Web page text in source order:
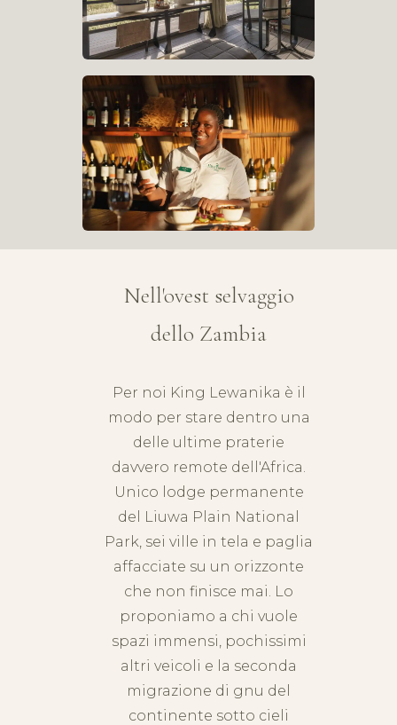
Nell'ovest selvaggio
dello Zambia
Per noi King Lewanika è il
modo per stare dentro una
delle ultime praterie
davvero remote dell'Africa.
Unico lodge permanente
del Liuwa Plain National
Park, sei ville in tela e paglia
affacciate su un orizzonte
che non finisce mai. Lo
proponiamo a chi vuole
spazi immensi, pochissimi
altri veicoli e la seconda
migrazione di gnu del
continente sotto cieli